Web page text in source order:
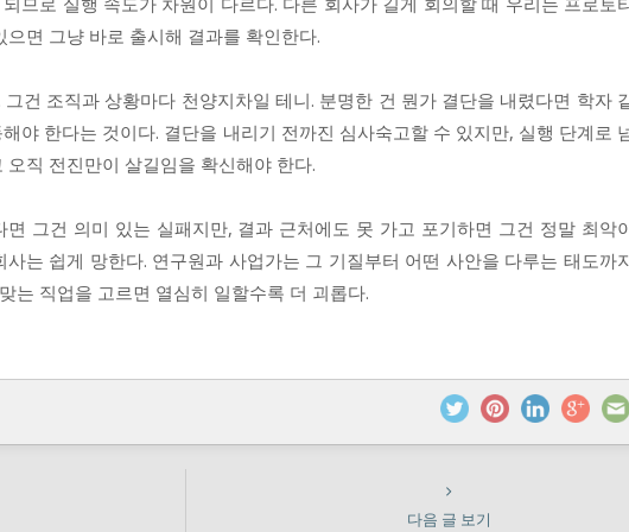
면 그냥 바로 출시해 결과를 확인한다.
건 조직과 상황마다 천양지차일 테니. 분명한 건 뭔가 결단을 내렸다면 학자
야 한다는 것이다. 결단을 내리기 전까진 심사숙고할 수 있지만, 실행 단계로
직 전진만이 살길임을 확신해야 한다.
그건 의미 있는 실패지만, 결과 근처에도 못 가고 포기하면 그건 정말 최악
는 쉽게 망한다. 연구원과 사업가는 그 기질부터 어떤 사안을 다루는 태도까
는 직업을 고르면 열심히 일할수록 더 괴롭다.
다음 글 보기